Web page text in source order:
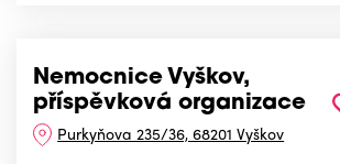
Nemocnice Vyškov,
příspěvková organizace
Purkyňova 235/36, 68201 Vyškov